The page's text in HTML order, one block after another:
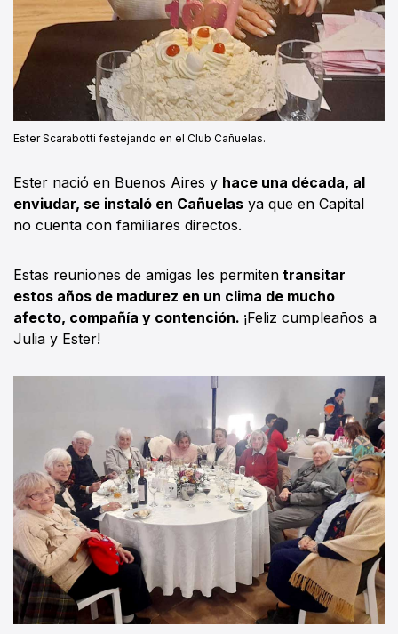
Ester Scarabotti festejando en el Club Cañuelas.
Ester nació en Buenos Aires y hace una década, al
enviudar, se instaló en Cañuelas ya que en Capital
no cuenta con familiares directos.
Estas reuniones de amigas les permiten transitar
estos años de madurez en un clima de mucho
afecto, compañía y contención. ¡Feliz cumpleaños a
Julia y Ester!